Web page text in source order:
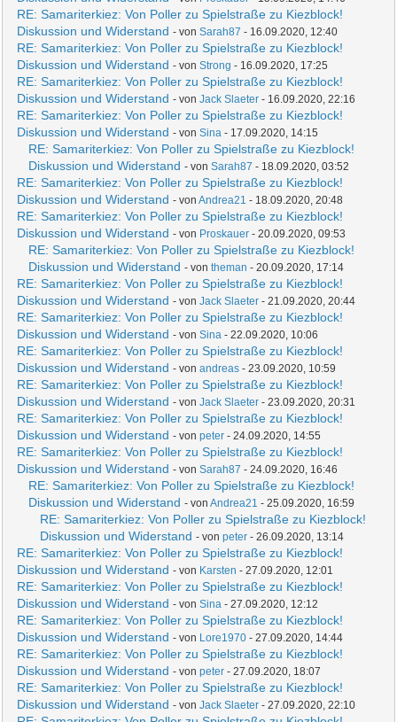
RE: Samariterkiez: Von Poller zu Spielstraße zu Kiezblock!
Diskussion und Widerstand - vonSarah87 - 16.09.2020, 12:40
RE: Samariterkiez: Von Poller zu Spielstraße zu Kiezblock!
Diskussion und Widerstand - vonStrong - 16.09.2020, 17:25
RE: Samariterkiez: Von Poller zu Spielstraße zu Kiezblock!
Diskussion und Widerstand - vonJack Slaeter - 16.09.2020, 22:16
RE: Samariterkiez: Von Poller zu Spielstraße zu Kiezblock!
Diskussion und Widerstand - vonSina - 17.09.2020, 14:15
RE: Samariterkiez: Von Poller zu Spielstraße zu Kiezblock!
Diskussion und Widerstand - vonSarah87 - 18.09.2020, 03:52
RE: Samariterkiez: Von Poller zu Spielstraße zu Kiezblock!
Diskussion und Widerstand - vonAndrea21 - 18.09.2020, 20:48
RE: Samariterkiez: Von Poller zu Spielstraße zu Kiezblock!
Diskussion und Widerstand - von Proskauer - 20.09.2020, 09:53
RE: Samariterkiez: Von Poller zu Spielstraße zu Kiezblock!
Diskussion und Widerstand - vontheman - 20.09.2020, 17:14
RE: Samariterkiez: Von Poller zu Spielstraße zu Kiezblock!
Diskussion und Widerstand - vonJack Slaeter - 21.09.2020, 20:44
RE: Samariterkiez: Von Poller zu Spielstraße zu Kiezblock!
Diskussion und Widerstand - vonSina - 22.09.2020, 10:06
RE: Samariterkiez: Von Poller zu Spielstraße zu Kiezblock!
Diskussion und Widerstand - vonandreas - 23.09.2020, 10:59
RE: Samariterkiez: Von Poller zu Spielstraße zu Kiezblock!
Diskussion und Widerstand - vonJack Slaeter - 23.09.2020, 20:31
RE: Samariterkiez: Von Poller zu Spielstraße zu Kiezblock!
Diskussion und Widerstand - vonpeter - 24.09.2020, 14:55
RE: Samariterkiez: Von Poller zu Spielstraße zu Kiezblock!
Diskussion und Widerstand - vonSarah87 - 24.09.2020, 16:46
RE: Samariterkiez: Von Poller zu Spielstraße zu Kiezblock!
Diskussion und Widerstand - vonAndrea21 - 25.09.2020, 16:59
RE: Samariterkiez: Von Poller zu Spielstraße zu Kiezblock!
Diskussion und Widerstand - vonpeter - 26.09.2020, 13:14
RE: Samariterkiez: Von Poller zu Spielstraße zu Kiezblock!
Diskussion und Widerstand - von Karsten - 27.09.2020, 12:01
RE: Samariterkiez: Von Poller zu Spielstraße zu Kiezblock!
Diskussion und Widerstand - vonSina - 27.09.2020, 12:12
RE: Samariterkiez: Von Poller zu Spielstraße zu Kiezblock!
Diskussion und Widerstand - von Lore1970 - 27.09.2020, 14:44
RE: Samariterkiez: Von Poller zu Spielstraße zu Kiezblock!
Diskussion und Widerstand - vonpeter - 27.09.2020, 18:07
RE: Samariterkiez: Von Poller zu Spielstraße zu Kiezblock!
Diskussion und Widerstand - vonJack Slaeter - 27.09.2020, 22:10